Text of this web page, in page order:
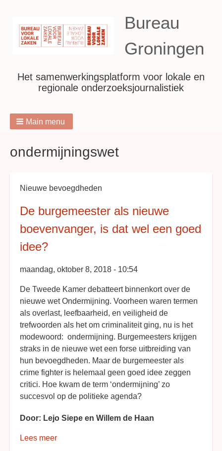
Bureau
Groningen
Het samenwerkingsplatform voor lokale en
regionale onderzoeksjournalistiek
Main menu
ondermijningswet
Nieuwe bevoegdheden
De burgemeester als nieuwe
boevenvanger, is dat wel een goed
idee?
maandag, oktober 8, 2018 - 10:54
De Tweede Kamer debatteert binnenkort over de
nieuwe wet Ondermijning. Voorheen waren termen
als overlast, leefbaarheid, en veiligheid de
trefwoorden als het om criminaliteit ging, nu is het
modewoord: ondermijning. Burgemeesters krijgen
straks in de nieuwe wet een forse uitbreiding van
hun bevoegdheden. Maar de burgemeester als
crime fighter is helemaal geen goed idee zeggen
critici. Hoe kwam de term ‘ondermijning’ zo
succesvol op de politieke agenda?
Door: Lejo Siepe en Willem de Haan
Lees meer